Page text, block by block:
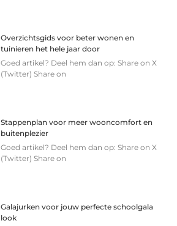
Overzichtsgids voor beter wonen en
tuinieren het hele jaar door
Goed artikel? Deel hem dan op: Share on X
(Twitter) Share on
Stappenplan voor meer wooncomfort en
buitenplezier
Goed artikel? Deel hem dan op: Share on X
(Twitter) Share on
Galajurken voor jouw perfecte schoolgala
look